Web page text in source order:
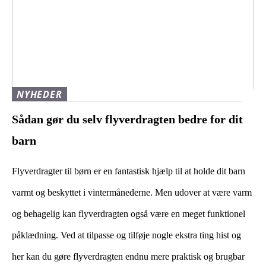
NYHEDER
Sådan gør du selv flyverdragten bedre for dit
barn
Flyverdragter til børn er en fantastisk hjælp til at holde dit barn
varmt og beskyttet i vintermånederne. Men udover at være varm
og behagelig kan flyverdragten også være en meget funktionel
påklædning. Ved at tilpasse og tilføje nogle ekstra ting hist og
her kan du gøre flyverdragten endnu mere praktisk og brugbar